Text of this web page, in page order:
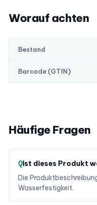
Worauf achten
Bestand
Barcode (GTIN)
Häufige Fragen
Ist dieses Produkt
Die
Wasserfestigkeit.